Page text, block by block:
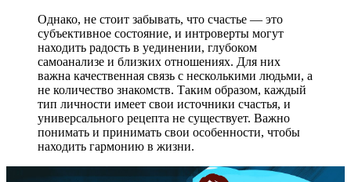
Однако, не стоит забывать, что счастье — это
субъективное состояние, и интроверты могут
находить радость в уединении, глубоком
самоанализе и близких отношениях. Для них
важна качественная связь с несколькими людьми, а
не количество знакомств. Таким образом, каждый
тип личности имеет свои источники счастья, и
универсального рецепта не существует. Важно
понимать и принимать свои особенности, чтобы
находить гармонию в жизни.